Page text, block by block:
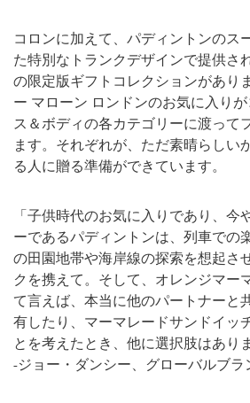
コロンに加えて、パディントンのス
た特別なトランクデザインで提供さ
の限定版ギフトコレクションがあり
ー マローン ロンドンのお気に入り
ス＆ボディの各カテゴリーに渡って
ます。それぞれが、ただ素晴らしい
る人に贈る準備ができています。
「子供時代のお気に入りであり、今
ーであるパディントンは、列車での
の田園地帯や海岸線の探索を想起さ
クを携えて。そして、オレンジマー
て言えば、本当に他のパートナーと
有したり、マーマレードサンドイッ
とを考えたとき、他に選択肢はあり
-ジョー・ダンシー、グローバルブラ